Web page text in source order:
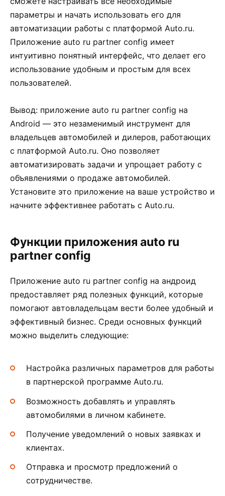
параметры и начать использовать его для
автоматизации работы с платформой Auto.ru.
Приложение auto ru partner config имеет
интуитивно понятный интерфейс, что делает его
использование удобным и простым для всех
пользователей.
Вывод: приложение auto ru partner config на
Android — это незаменимый инструмент для
владельцев автомобилей и дилеров, работающих
с платформой Auto.ru. Оно позволяет
автоматизировать задачи и упрощает работу с
объявлениями о продаже автомобилей.
Установите это приложение на ваше устройство и
начните эффективнее работать с Auto.ru.
Функции приложения auto ru
partner config
Приложение auto ru partner config на андроид
предоставляет ряд полезных функций, которые
помогают автовладельцам вести более удобный и
эффективный бизнес. Среди основных функций
можно выделить следующие:
Настройка различных параметров для работы
в партнерской программе Auto.ru.
Возможность добавлять и управлять
автомобилями в личном кабинете.
Получение уведомлений о новых заявках и
клиентах.
Отправка и просмотр предложений о
сотрудничестве.